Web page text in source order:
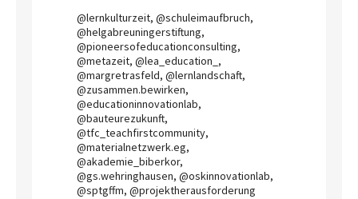
@lernkulturzeit, @schuleimaufbruch,
@helgabreuningerstiftung,
@pioneersofeducationconsulting,
@metazeit, @lea_education_,
@margretrasfeld, @lernlandschaft,
@zusammen.bewirken,
@educationinnovationlab,
@bauteurezukunft,
@tfc_teachfirstcommunity,
@materialnetzwerk.eg,
@akademie_biberkor,
@gs.wehringhausen, @oskinnovationlab,
@sptgffm, @projektherausforderung